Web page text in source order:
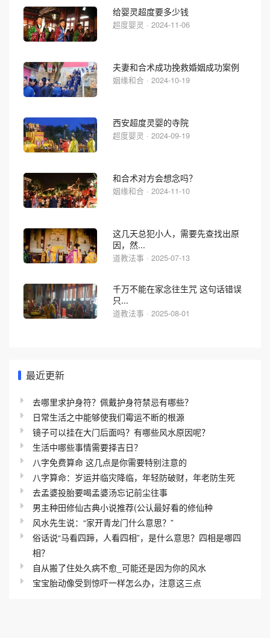
给婴灵超度要多少钱
超度婴灵 · 2024-11-06
夫妻和合术成功挽救婚姻成功案例
姻缘和合 · 2024-10-19
西安超度灵婴的寺院
超度婴灵 · 2024-09-19
和合术对方会想念吗？
姻缘和合 · 2024-11-10
这几天总犯小人，需要先查找出原
因，然...
道教法事 · 2025-07-13
千万不能在家念往生咒 这句话错误
只...
道教法事 · 2025-08-01
最近更新
去哪里求护身符？佩戴护身符禁忌有哪些？
日常生活之中能够使我们霉运不断的根源
镜子可以挂在大门后面吗？有哪些风水原因呢？
生活中哪些事情需要择吉日？
八字免费算命 这几点是你需要特别注意的
八字算命：岁运并临灾降临，年轻防破财，年老防生死
去孟婆投胎要喝孟婆汤忘记前尘往事
男主种田修仙古典小说推荐(公认最好看的修仙种
风水先生说：“家开青龙门什么意思？”
俗话说“马看四蹄，人看四相”，是什么意思？四相是哪四
相？
自从搬了住处久病不愈_可能还是因为你的风水
宝宝胎动像受到惊吓一样怎么办，注意这三点